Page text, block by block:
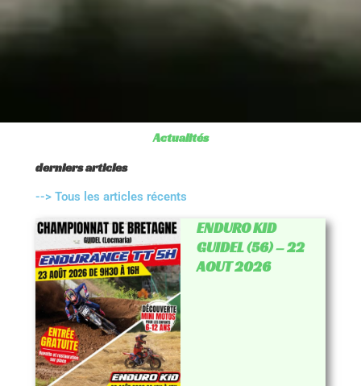
Actualités
derniers articles
--> Tous les articles récents
ENDURO KID
GUIDEL (56) – 22
AOUT 2026